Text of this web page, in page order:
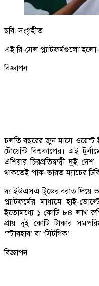
ছবি: সংগৃহীত
এই রি-সেল প্ল্যাটফর্মগুলো হলো-
বিজ্ঞাপন
চলতি বছরের জুন মাসে ওয়েস্ট
টোয়েন্টি বিশ্বকাপের। এই
এশিয়ার চিরপ্রতিদ্বন্দ্বী দুই
থাকতেই পাক-ভারত ম্যাচের
দ্য ইউএসএ টুডের বরাত দিয়ে
প্ল্যাটফর্মের মাধ্যমে হাই-
ইতোমধ্যে ১ কোটি ৮৪ লাখ
প্রায় দুই কোটি টাকার
‘স্টাবহাব’ বা ‘সিটগিক’।
বিজ্ঞাপন